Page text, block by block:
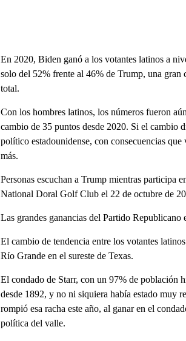
En 2020, Biden ganó a los votantes latinos a
solo del 52% frente al 46% de Trump, una gran
total.
Con los hombres latinos, los números fueron
cambio de 35 puntos desde 2020. Si el cambio
político estadounidense, con consecuencias que
más.
Personas escuchan a Trump mientras participa
National Doral Golf Club el 22 de octubre de
Las grandes ganancias del Partido Republicano
El cambio de tendencia entre los votantes
Río Grande en el sureste de Texas.
El condado de Starr, con un 97% de población
desde 1892, y no ni siquiera había estado
rompió esa racha este año, al ganar en el
política del valle.